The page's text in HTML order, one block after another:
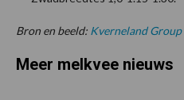
Bron en beeld: Kverneland Group
Meer melkvee nieuws